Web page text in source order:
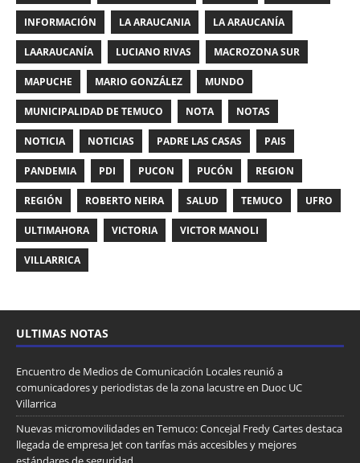
INFORMACIÓN LA ARAUCANIA LA ARAUCANÍA
LAARAUCANÍA LUCIANO RIVAS MACROZONA SUR
MAPUCHE MARIO GONZÁLEZ MUNDO
MUNICIPALIDAD DE TEMUCO NOTA NOTAS
NOTICIA NOTICIAS PADRE LAS CASAS PAIS
PANDEMIA PDI PUCON PUCÓN REGION
REGIÓN ROBERTO NEIRA SALUD TEMUCO UFRO
ULTIMAHORA VICTORIA VICTOR MANOLI
VILLARRICA
ULTIMAS NOTAS
Encuentro de Medios de Comunicación Locales reunió a
comunicadores y periodistas de la zona lacustre en Duoc UC
Villarrica
Nuevas micromovilidades en Temuco: Concejal Fredy Cartes destaca
llegada de empresa Jet con tarifas más accesibles y mejores